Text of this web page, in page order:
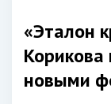
«Эталон
Корикова
новыми